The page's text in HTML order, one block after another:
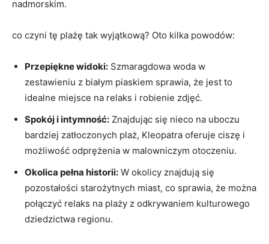
nadmorskim.
co czyni tę plażę tak ⁣wyjątkową? Oto kilka​ powodów:
Przepiękne widoki: Szmaragdowa woda w
zestawieniu z białym​ piaskiem sprawia, że jest⁤ to⁢
idealne miejsce na relaks i robienie⁤ zdjęć.
Spokój i intymność: ⁢Znajdując się nieco na uboczu
bardziej zatłoczonych plaż, Kleopatra ⁢oferuje ciszę i
⁢możliwość odprężenia w ‌malowniczym‍ otoczeniu.
Okolica pełna ‍historii: W okolicy znajdują​ się
pozostałości starożytnych miast, ‍co sprawia, że można⁣
połączyć​ relaks na plaży z odkrywaniem kulturowego
dziedzictwa regionu.